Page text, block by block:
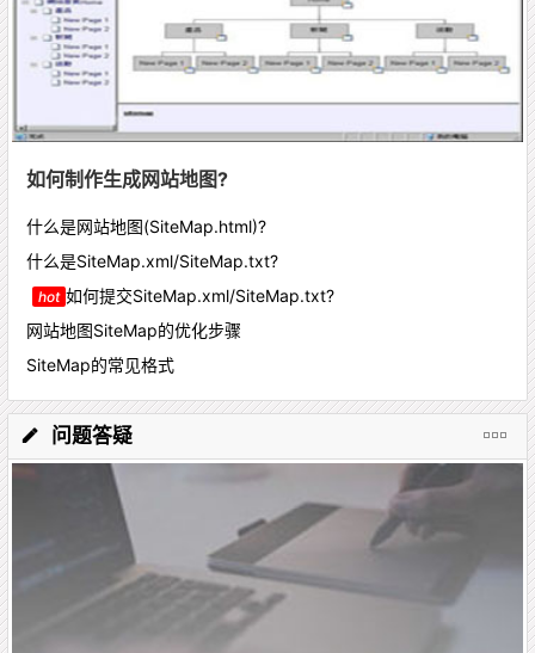
如何制作生成网站地图?
什么是网站地图(SiteMap.html)?
什么是SiteMap.xml/SiteMap.txt?
hot 如何提交SiteMap.xml/SiteMap.txt?
网站地图SiteMap的优化步骤
SiteMap的常见格式
问题答疑